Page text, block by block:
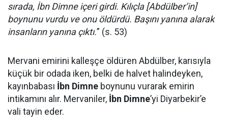
sırada, İbn Dimne içeri girdi. Kılıçla [Abdülber’in]
boynunu vurdu ve onu öldürdü. Başını yanına alarak
insanların yanına çıktı.” (s. 53)
Mervani emirini kalleşçe öldüren Abdülber, karısıyla
küçük bir odada iken, belki de halvet halindeyken,
kayınbabası İbn Dimne boynunu vurarak emirin
intikamını alır. Mervaniler, İbn Dimne’yi Diyarbekir’e
vali tayin eder.